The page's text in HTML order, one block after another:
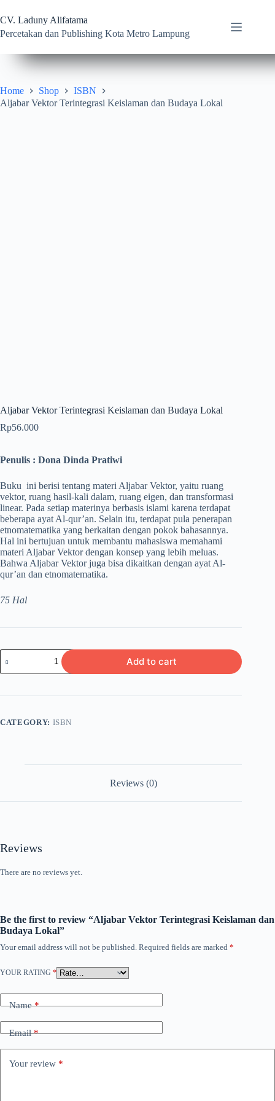
to
content
CV. Laduny Alifatama
Percetakan dan Publishing Kota Metro Lampung
Home Shop
ISBN
Aljabar Vektor Terintegrasi Keislaman dan Budaya Lokal
Aljabar Vektor Terintegrasi Keislaman dan Budaya Lokal
Rp56.000
Penulis : Dona Dinda Pratiwi
Buku ini berisi tentang materi Aljabar Vektor, yaitu ruang
vektor, ruang hasil-kali dalam, ruang eigen, dan transformasi
linear. Pada setiap materinya berbasis islami karena terdapat
beberapa ayat Al-qur’an. Selain itu, terdapat pula penerapan
etnomatematika yang berkaitan dengan pokok bahasannya.
Hal ini bertujuan untuk membantu mahasiswa memahami
materi Aljabar Vektor dengan konsep yang lebih meluas.
Bahwa Aljabar Vektor juga bisa dikaitkan dengan ayat Al-
qur’an dan etnomatematika.
75 Hal
Aljabar
Vektor
Terintegrasi
dan
quantity
Add to cart
CATEGORY: ISBN
Reviews (0)
Reviews
There are no reviews yet.
Be the first to review “Aljabar Vektor Terintegrasi Keislaman dan
Budaya Lokal”
Your email address will not be published. Required fields are marked *
YOUR RATING *
Name*
Email*
Your review *